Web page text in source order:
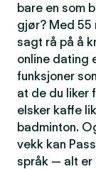
bare en som
gjør? Med 55
sagt rå på å
online dating
funksjoner
at de du liker
elsker kaffe
badminton.
vekk kan
språk — alt er